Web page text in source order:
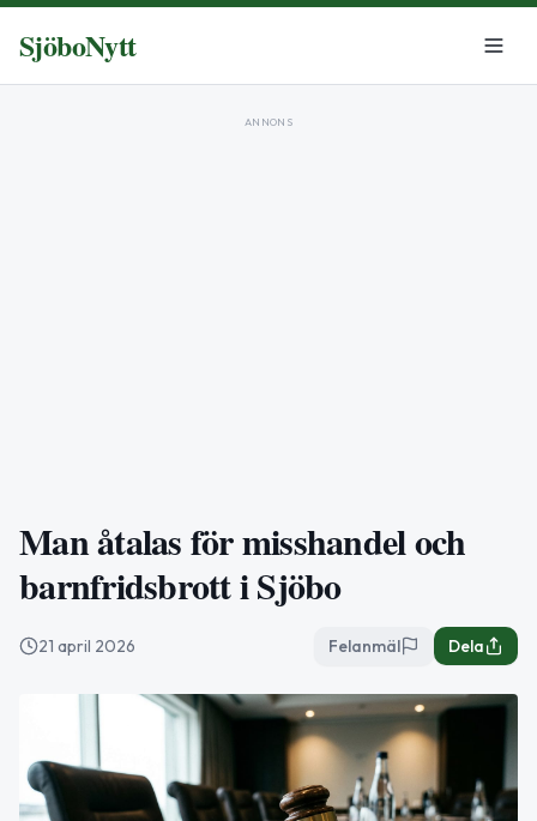
SjöboNytt
ANNONS
Man åtalas för misshandel och
barnfridsbrott i Sjöbo
21 april 2026 Felanmäl Dela